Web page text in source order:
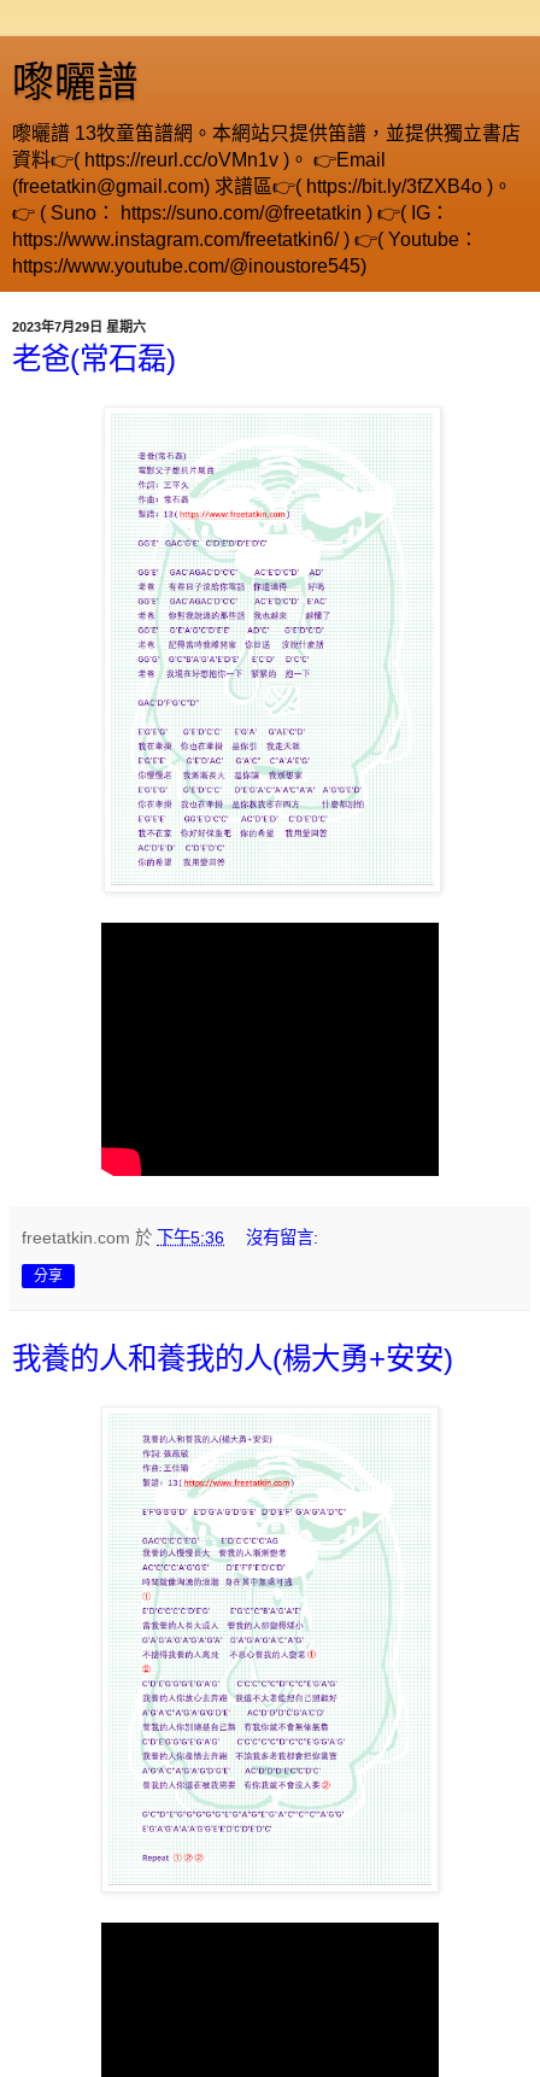
嚟曬譜
嚟曬譜 13牧童笛譜網。本網站只提供笛譜，並提供獨立書店
資料👉( https://reurl.cc/oVMn1v )。 👉Email
(freetatkin@gmail.com) 求譜區👉( https://bit.ly/3fZXB4o )。
👉 ( Suno： https://suno.com/@freetatkin ) 👉( IG：
https://www.instagram.com/freetatkin6/ ) 👉( Youtube：
https://www.youtube.com/@inoustore545)
2023年7月29日 星期六
老爸(常石磊)
freetatkin.com 於 下午5:36 沒有留言:
分享
我養的人和養我的人(楊大勇+安安)